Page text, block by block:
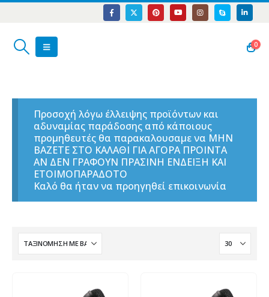
0
Προσοχή λόγω έλλειψης προϊόντων και
αδυναμίας παράδοσης από κάποιους
προμηθευτές θα παρακαλουσαμε να ΜΗΝ
ΒΑΖΕΤΕ ΣΤΟ ΚΑΛΑΘΙ ΓΙΑ ΑΓΟΡΑ ΠΡΟΙΝΤΑ
ΑΝ ΔΕΝ ΓΡΑΦΟΥΝ ΠΡΑΣΙΝΗ ΕΝΔΕΙΞΗ ΚΑΙ
ΕΤΟΙΜΟΠΑΡΑΔΟΤΟ
Καλό θα ήταν να προηγηθεί επικοινωνία